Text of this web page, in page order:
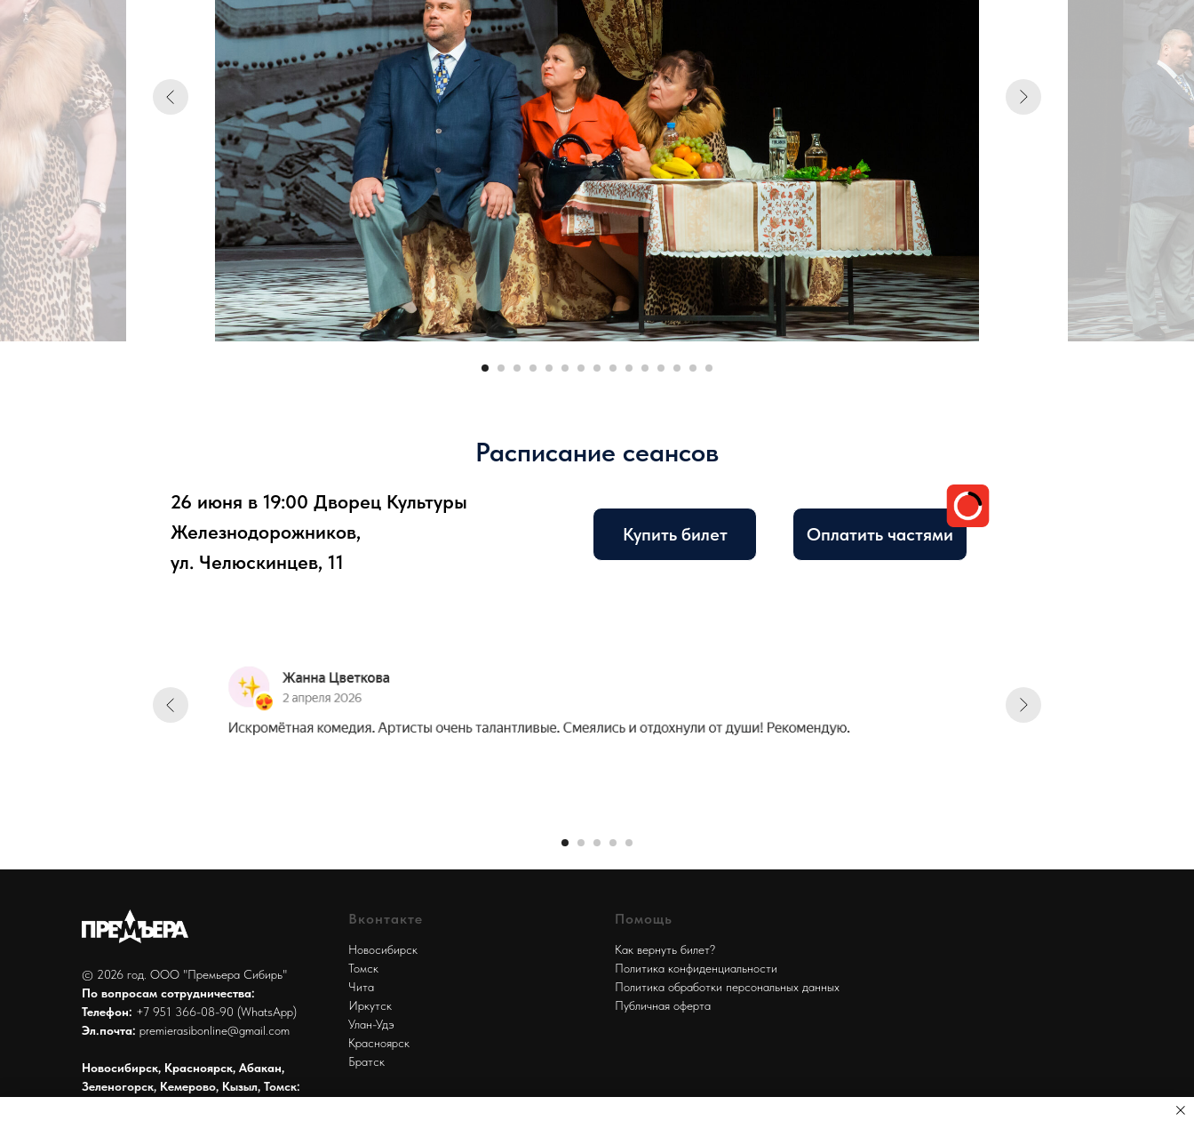
Расписание сеансов
Купить билет Оплатить частями
26 июня в 19:00 Дворец Культуры
Железнодорожников,
ул. Челюскинцев, 11
© 2026 год. ООО "Премьера Сибирь"
По вопросам сотрудничества:
Телефон: +7 951 366-08-90 (WhatsApp)
Эл.почта: premierasibonline@gmail.com
Новосибирск, Красноярск, Абакан,
Зеленогорск, Кемерово, Кызыл, Томск:
Вконтакте
Новосибирск
Томск
Чита
Иркутск
Улан-Удэ
Красноярск
Братск
Помощь
Как вернуть билет?
Политика конфиденциальности
Политика обработки персональных данных
Публичная оферта